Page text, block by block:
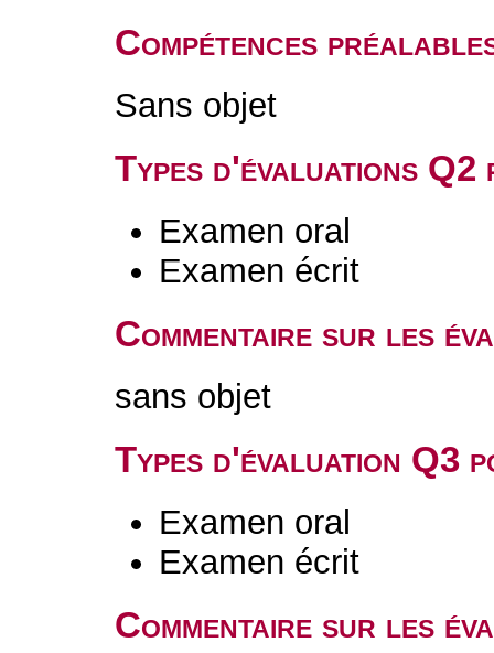
Compétences
Sans objet
Types d'évaluations
Examen oral
Examen écrit
Commentaire sur les
sans objet
Types d'évaluation Q3
Examen oral
Examen écrit
Commentaire sur les